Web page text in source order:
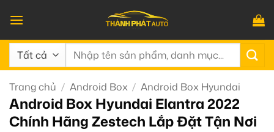
qua
nội
dung
Tìm
Trang chủ / Android Box / Android Box Hyundai
Android Box Hyundai Elantra 2022
Chính Hãng Zestech Lắp Đặt Tận Nơi